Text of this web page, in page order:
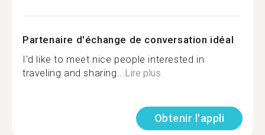
Partenaire d'échange de conversation idéal
I'd like to meet nice people interested in
traveling and sharing... Lire plus
Obtenir l'appli